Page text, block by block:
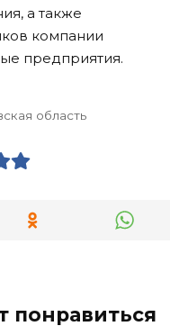
а также
компании
предприятия.
область
понравиться